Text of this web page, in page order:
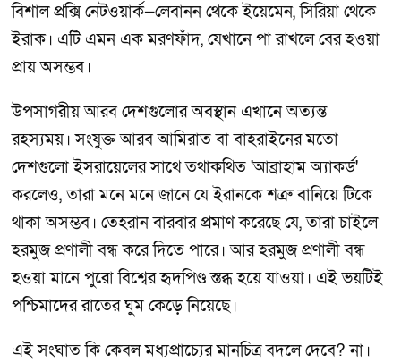
বিশাল প্রক্সি নেটওয়ার্ক—লেবানন থেকে ইয়েমেন, সিরিয়া থেকে
ইরাক। এটি এমন এক মরণফাঁদ, যেখানে পা রাখলে বের হওয়া
প্রায় অসম্ভব।
উপসাগরীয় আরব দেশগুলোর অবস্থান এখানে অত্যন্ত
রহস্যময়। সংযুক্ত আরব আমিরাত বা বাহরাইনের মতো
দেশগুলো ইসরায়েলের সাথে তথাকথিত 'আব্রাহাম অ্যাকর্ড'
করলেও, তারা মনে মনে জানে যে ইরানকে শত্রু বানিয়ে টিকে
থাকা অসম্ভব। তেহরান বারবার প্রমাণ করেছে যে, তারা চাইলে
হরমুজ প্রণালী বন্ধ করে দিতে পারে। আর হরমুজ প্রণালী বন্ধ
হওয়া মানে পুরো বিশ্বের হৃদপিণ্ড স্তব্ধ হয়ে যাওয়া। এই ভয়টিই
পশ্চিমাদের রাতের ঘুম কেড়ে নিয়েছে।
এই সংঘাত কি কেবল মধ্যপ্রাচ্যের মানচিত্র বদলে দেবে? না।